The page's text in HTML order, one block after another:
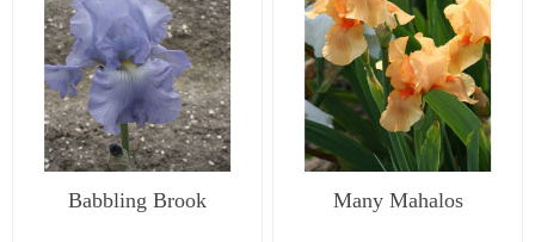
Babbling Brook Many Mahalos